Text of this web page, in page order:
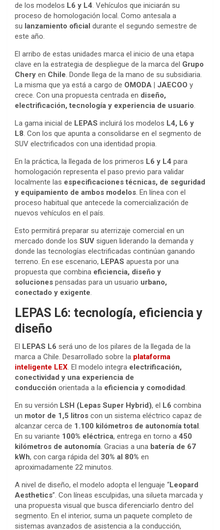
de los modelos L6 y L4. Vehículos que iniciarán su
proceso de homologación local. Como antesala a
su lanzamiento oficial durante el segundo semestre de
este año.
El arribo de estas unidades marca el inicio de una etapa
clave en la estrategia de despliegue de la marca del Grupo
Chery en Chile. Donde llega de la mano de su subsidiaria.
La misma que ya está a cargo de OMODA | JAECOO y
crece. Con una propuesta centrada en diseño,
electrificación, tecnología y experiencia de usuario.
La gama inicial de LEPAS incluirá los modelos L4, L6 y
L8. Con los que apunta a consolidarse en el segmento de
SUV electrificados con una identidad propia.
En la práctica, la llegada de los primeros L6 y L4 para
homologación representa el paso previo para validar
localmente las especificaciones técnicas, de seguridad
y equipamiento de ambos modelos. En línea con el
proceso habitual que antecede la comercialización de
nuevos vehículos en el país.
Esto permitirá preparar su aterrizaje comercial en un
mercado donde los SUV siguen liderando la demanda y
donde las tecnologías electrificadas continúan ganando
terreno. En ese escenario, LEPAS apuesta por una
propuesta que combina eficiencia, diseño y
soluciones pensadas para un usuario urbano,
conectado y exigente.
LEPAS L6: tecnología, eficiencia y
diseño
El LEPAS L6 será uno de los pilares de la llegada de la
marca a Chile. Desarrollado sobre la plataforma
inteligente LEX. El modelo integra electrificación,
conectividad y una experiencia de
conducción orientada a la eficiencia y comodidad.
En su versión LSH (Lepas Super Hybrid), el L6 combina
un motor de 1,5 litros con un sistema eléctrico capaz de
alcanzar cerca de 1.100 kilómetros de autonomía total.
En su variante 100% eléctrica, entrega en torno a 450
kilómetros de autonomía. Gracias a una batería de 67
kWh, con carga rápida del 30% al 80% en
aproximadamente 22 minutos.
A nivel de diseño, el modelo adopta el lenguaje “Leopard
Aesthetics”. Con líneas esculpidas, una silueta marcada y
una propuesta visual que busca diferenciarlo dentro del
segmento. En el interior, suma un paquete completo de
sistemas avanzados de asistencia a la conducción,